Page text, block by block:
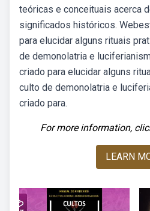
teóricas e conceituais acerca
significados históricos.
para elucidar alguns rituais
de demonolatria e
criado para elucidar alguns
culto de demonolatria e
criado para.
For more information,
LEARN